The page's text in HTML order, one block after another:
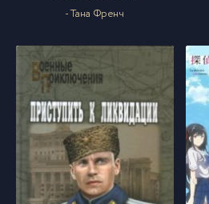
- Тана Френч